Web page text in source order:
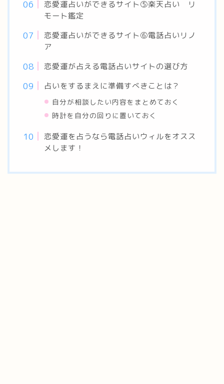
恋愛運占いができるサイト⑤楽天占い リ
モート鑑定
恋愛運占いができるサイト⑥電話占いリノ
ア
恋愛運が占える電話占いサイトの選び方
占いをするまえに準備すべきことは？
自分が相談したい内容をまとめておく
時計を自分の回りに置いておく
恋愛運を占うなら電話占いウィルをオスス
メします！